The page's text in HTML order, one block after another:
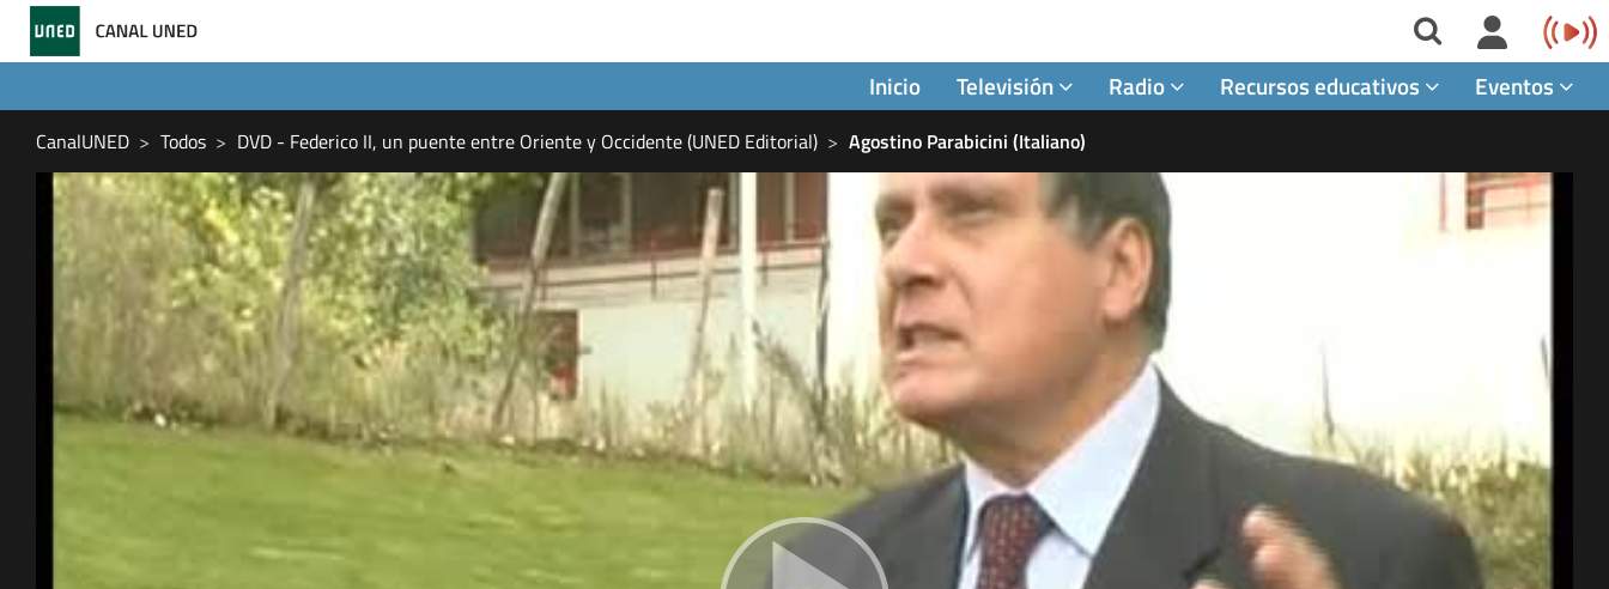
Inicio Televisión Radio Recursos educativos Eventos
CanalUNED Todos DVD - Federico II, un puente entre Oriente y Occidente (UNED Editorial) Agostino Parabicini (Italiano)